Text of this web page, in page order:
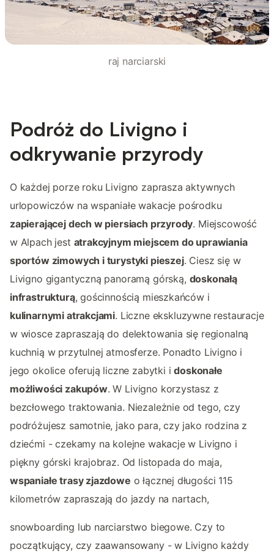
raj narciarski
Podróż do Livigno i
odkrywanie przyrody
O każdej porze roku Livigno zaprasza aktywnych
urlopowiczów na wspaniałe wakacje pośrodku
zapierającej dech w piersiach przyrody. Miejscowość
w Alpach jest atrakcyjnym miejscem do uprawiania
sportów zimowych i turystyki pieszej. Ciesz się w
Livigno gigantyczną panoramą górską, doskonałą
infrastrukturą, gościnnością mieszkańców i
kulinarnymi atrakcjami. Liczne ekskluzywne restauracje
w wiosce zapraszają do delektowania się regionalną
kuchnią w przytulnej atmosferze. Ponadto Livigno i
jego okolice oferują liczne zabytki idoskonałe
możliwości zakupów. W Livigno korzystasz z
bezcłowego traktowania. Niezależnie od tego, czy
podróżujesz samotnie, jako para, czy jako rodzina z
dziećmi - czekamy na kolejne wakacje w Livigno i
piękny górski krajobraz. Od listopada do maja,
wspaniałe trasy zjazdowe o łącznej długości 115
kilometrów zapraszają do jazdy na nartach,
snowboarding lub narciarstwo biegowe. Czy to
początkujący, czy zaawansowany - w Livigno każdy